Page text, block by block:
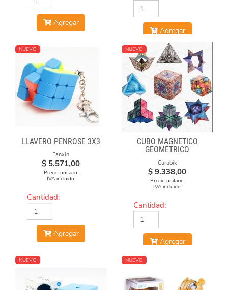
Agregar
Agregar
NUEVO
LLAVERO PENROSE 3X3
Fanxin
$ 5.571,00
Precio unitario.
IVA incluido.
Cantidad:
Agregar
NUEVO
CUBO MAGNÉTICO
GEOMÉTRICO
Curubik
$ 9.338,00
Precio unitario.
IVA incluido.
Cantidad:
Agregar
NUEVO NUEVO